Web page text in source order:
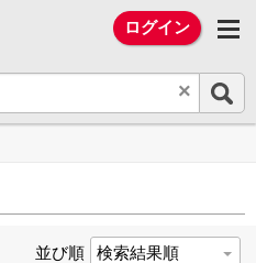
何でもそろう Growing Navi（
ログイン
×
並び順